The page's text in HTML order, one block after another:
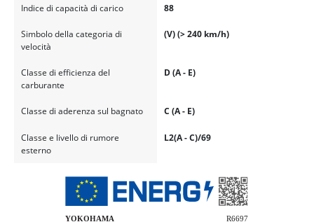
Indice di capacità di carico 88
Simbolo della categoria di
velocità
(V) (> 240 km/h)
Classe di efficienza del
carburante
D (A - E)
Classe di aderenza sul bagnato C (A - E)
Classe e livello di rumore
esterno
L2(A - C)/69